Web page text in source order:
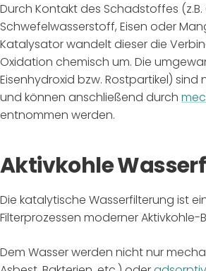
Durch Kontakt des Schadstoffes (z.B.
Schwefelwasserstoff, Eisen oder
Katalysator wandelt dieser die
Oxidation chemisch um. Die
Eisenhydroxid bzw. Rostpartikel) sind
und können anschließend durch
entnommen werden.
Aktivkohle
Die katalytische Wasserfilterung ist
Filterprozessen moderner Aktivkohle-
Dem Wasser werden nicht nur